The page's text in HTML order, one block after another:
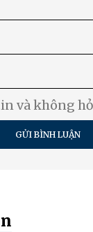
và không
GỬI BÌNH LUẬN